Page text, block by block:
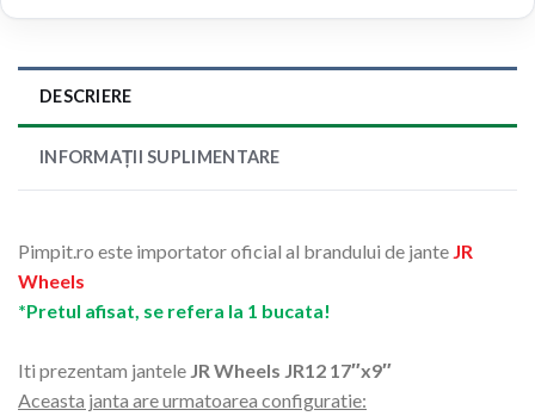
DESCRIERE
INFORMAȚII SUPLIMENTARE
Pimpit.ro este importator oficial al brandului de jante JR
Wheels
*Pretul afisat, se refera la 1 bucata!
Iti prezentam jantele JR Wheels JR12 17″x9″
Aceasta janta are urmatoarea configuratie: